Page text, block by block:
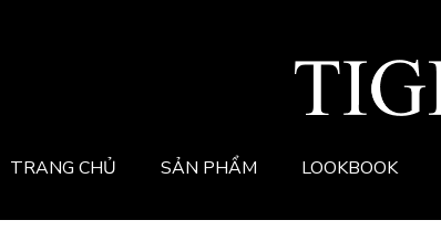
TRANG CHỦ SẢN PHẨM LOOKBOOK